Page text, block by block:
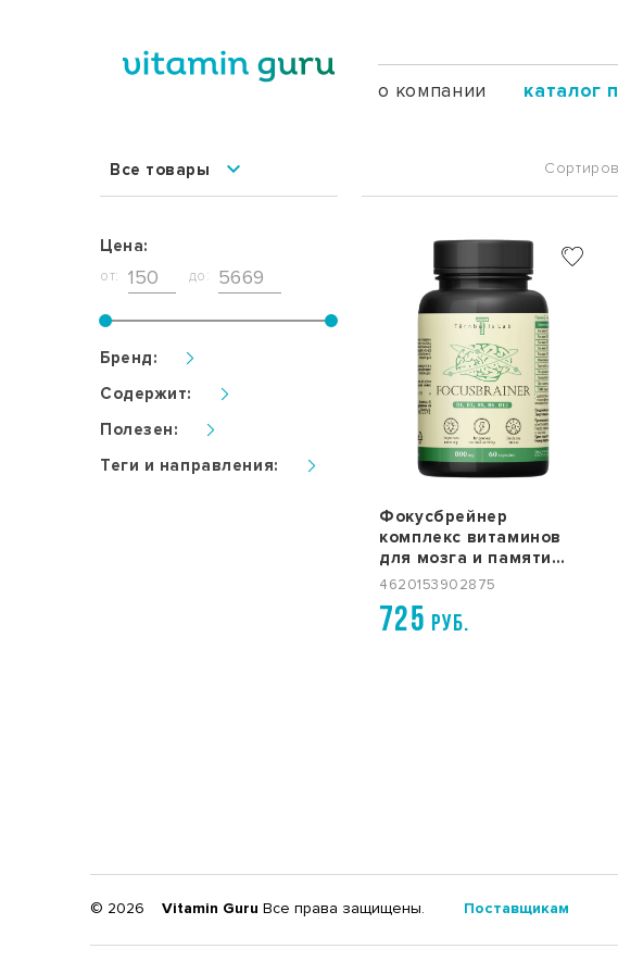
о компании каталог
Все товары
Цена:
от: до:
Бренд:
Содержит:
Полезен:
Теги и направления:
Фокусбрейнер
комплекс витаминов
для мозга и памяти
Ternbulls Lab, 60 капсул
4620153902875
725 РУБ.
© 2026 Vitamin Guru Все права защищены. Поставщикам